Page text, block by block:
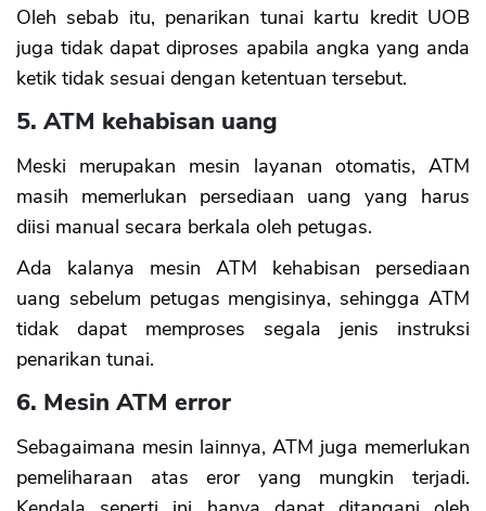
Oleh sebab itu, penarikan tunai kartu kredit UOB
juga tidak dapat diproses apabila angka yang anda
ketik tidak sesuai dengan ketentuan tersebut.
5. ATM kehabisan uang
Meski merupakan mesin layanan otomatis, ATM
masih memerlukan persediaan uang yang harus
diisi manual secara berkala oleh petugas.
Ada kalanya mesin ATM kehabisan persediaan
uang sebelum petugas mengisinya, sehingga ATM
tidak dapat memproses segala jenis instruksi
penarikan tunai.
6. Mesin ATM error
Sebagaimana mesin lainnya, ATM juga memerlukan
pemeliharaan atas eror yang mungkin terjadi.